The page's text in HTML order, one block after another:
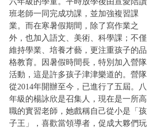
班老師一同完成功課，並加強複習課
業。而在寒暑假期間，除了寫作業之
外，也加入語文、美術、科學課；不僅
維持學業、培養才藝，更注重孩子的品
格教育。因暑假時間長，特別加入營隊
活動，這是許多孩子津津樂道的。營隊
從2014年開辦至今，已進行了五屆。八
年級的楊詠欣是召集人，現在是一所高
職的實習老師，她戲稱自己從小是「孩
子王」，喜歡當領導者，促成大夥們玩